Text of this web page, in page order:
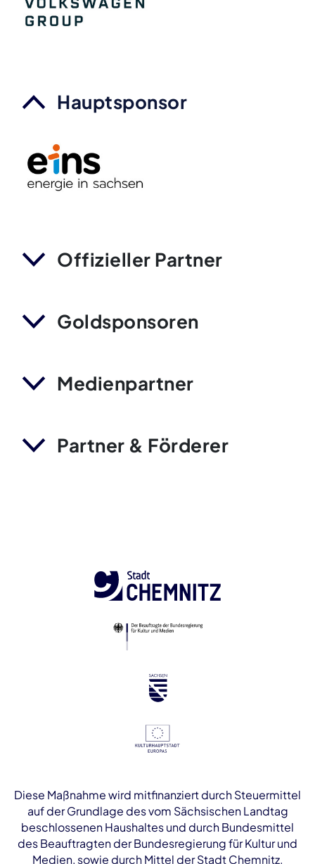
Hauptsponsor
Offizieller Partner
Goldsponsoren
Medienpartner
Partner & Förderer
Diese Maßnahme wird mitfinanziert durch Steuermittel
auf der Grundlage des vom Sächsischen Landtag
beschlossenen Haushaltes und durch Bundesmittel
des Beauftragten der Bundesregierung für Kultur und
Medien, sowie durch Mittel der Stadt Chemnitz.